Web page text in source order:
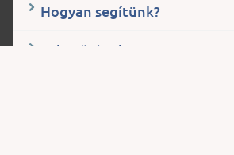
Hogyan segítünk?
Lehetőségek